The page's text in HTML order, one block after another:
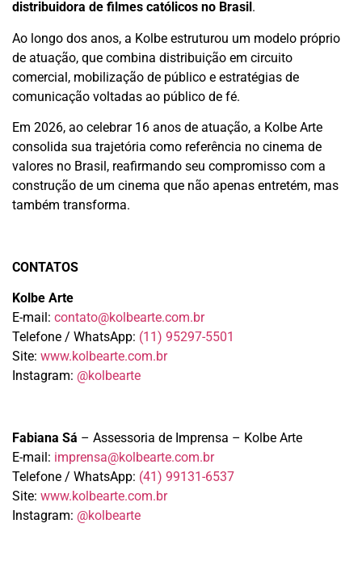
distribuidora de filmes católicos no Brasil.
Ao longo dos anos, a Kolbe estruturou um modelo próprio
de atuação, que combina distribuição em circuito
comercial, mobilização de público e estratégias de
comunicação voltadas ao público de fé.
Em 2026, ao celebrar 16 anos de atuação, a Kolbe Arte
consolida sua trajetória como referência no cinema de
valores no Brasil, reafirmando seu compromisso com a
construção de um cinema que não apenas entretém, mas
também transforma.
CONTATOS
Kolbe Arte
E-mail: contato@kolbearte.com.br
Telefone / WhatsApp: (11) 95297-5501
Site: www.kolbearte.com.br
Instagram: @kolbearte
Fabiana Sá – Assessoria de Imprensa – Kolbe Arte
E-mail: imprensa@kolbearte.com.br
Telefone / WhatsApp: (41) 99131-6537
Site: www.kolbearte.com.br
Instagram: @kolbearte